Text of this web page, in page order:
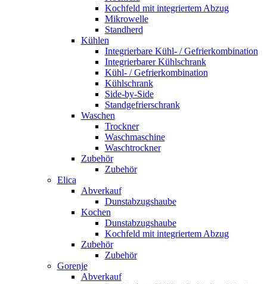
Kochfeld mit integriertem Abzug
Mikrowelle
Standherd
Kühlen
Integrierbare Kühl- / Gefrierkombination
Integrierbarer Kühlschrank
Kühl- / Gefrierkombination
Kühlschrank
Side-by-Side
Standgefrierschrank
Waschen
Trockner
Waschmaschine
Waschtrockner
Zubehör
Zubehör
Elica
Abverkauf
Dunstabzugshaube
Kochen
Dunstabzugshaube
Kochfeld mit integriertem Abzug
Zubehör
Zubehör
Gorenje
Abverkauf